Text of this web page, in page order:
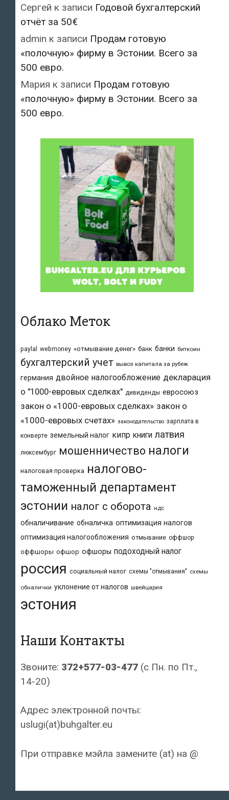
Сергей к записи Годовой бухгалтерский
отчёт за 50€
admin к записи Продам готовую
«полочную» фирму в Эстонии. Всего за
500 евро.
Мария к записи Продам готовую
«полочную» фирму в Эстонии. Всего за
500 евро.
Облако Меток
paylal webmoney «отмывание денег» банк банки биткоин
бухгалтерский учет вывоз капитала за рубеж
германия двойное налогообложение декларация
о "1000-евровых сделках" дивиденды евросоюз
закон о «1000-евровых сделках» закон о
«1000-евровых счетах» законодательство зарплата в
конверте земельный налог кипр книги латвия
люксембург мошенничество налоги
налоговая проверка налогово-
таможенный департамент
эстонии налог с оборота ндс
обналичивание обналичка оптимизация налогов
оптимизация налогообложения отмывание оффшор
оффшоры офшор офшоры подоходный налог
россия социальный налог схемы "отмывания" схемы
обналички уклонение от налогов швейцария
эстония
Наши Контакты
Звоните: 372+577-03-477 (с Пн. по Пт.,
14-20)
Адрес электронной почты:
uslugi(at)buhgalter.eu
При отправке мэйла замените (at) на @